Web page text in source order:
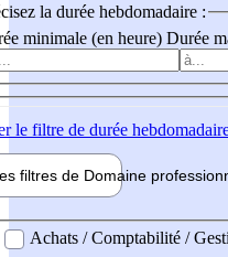
la durée hebdomadaire :
minimale (en heure) Durée
le filtre de durée
filtres de Domaine pro
professionel
Achats / Comptabilité /